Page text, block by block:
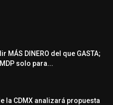
MÁS DINERO del que GASTA;
solo para...
la CDMX analizará propuesta